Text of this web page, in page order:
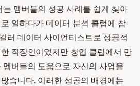
멤버들의 성공 사례를 쉽게 찾아
일하다가 데이터 분석 클럽에 참
러 데이터 사이언티스트로 성공적
직장인이었지만 창업 클럽에서 만
버들의 도움으로 자신의 사업을
습니다. 이러한 성공의 배경에는